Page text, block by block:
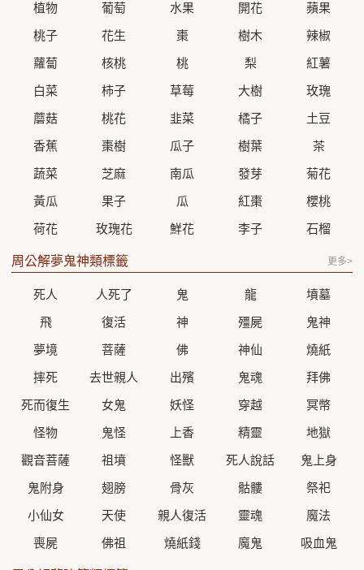
植物
葡萄 水果 開花
蘋果
桃子
花生 棗 樹木
辣椒
蘿蔔
核桃 桃 梨
紅薯
白菜
柿子 草莓 大樹
玫瑰
蘑菇
桃花 韭菜 橘子
土豆
香蕉
棗樹 瓜子 樹葉
茶
蔬菜
芝麻 南瓜 發芽
菊花
黃瓜
果子 瓜 紅棗
櫻桃
荷花
玫瑰花 鮮花 李子 石榴
周公解夢鬼神類標籤 更多>
死人 人死了 鬼 龍
墳墓
飛
復活 神 殭屍
鬼神
夢境
菩薩 佛 神仙
燒紙
摔死
去世親人 出殯 鬼魂
拜佛
死而復生
女鬼 妖怪 穿越
冥幣
怪物
鬼怪 上香 精靈
地獄
觀音菩薩
祖墳 怪獸 死人說話
鬼上身
鬼附身
翅膀 骨灰 骷髏
祭祀
小仙女
天使 親人復活 靈魂
魔法
喪屍
佛祖 燒紙錢 魔鬼 吸血鬼